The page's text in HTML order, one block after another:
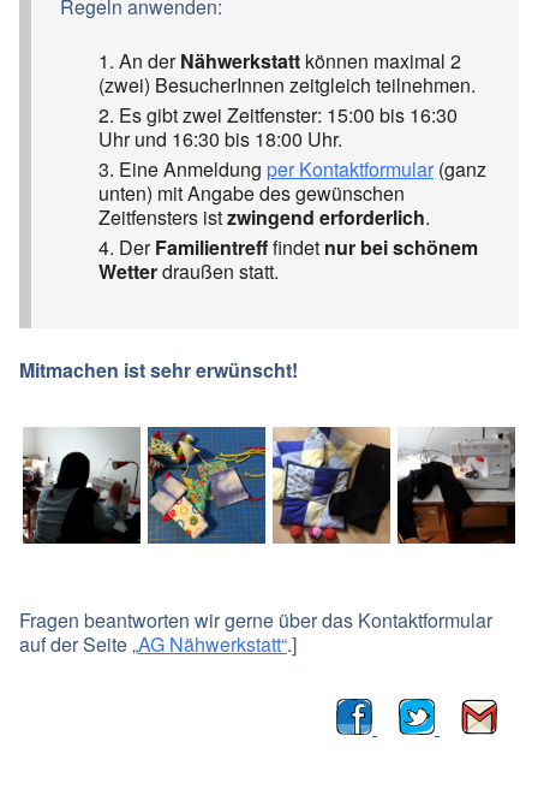
Regeln anwenden:
An derNähwerkstatt können maximal 2
(zwei) BesucherInnen zeitgleich teilnehmen.
Es gibt zwei Zeitfenster: 15:00 bis 16:30
Uhr und 16:30 bis 18:00 Uhr.
Eine Anmeldung per Kontaktformular(ganz
unten) mit Angabe des gewünschen
Zeitfensters istzwingend erforderlich.
DerFamilientrefffindet nur bei schönem
Wetterdraußen statt.
Mitmachen ist sehr erwünscht!
Fragen beantworten wir gerne über das Kontaktformular
auf der Seite „AG Nähwerkstatt“.]